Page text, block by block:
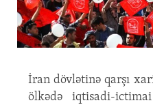
İran dövlətinə qarşı
ölkədə iqtisadi-